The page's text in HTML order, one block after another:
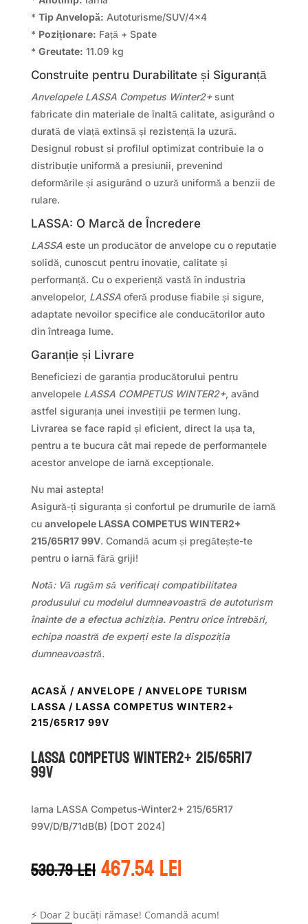
* Tip Anvelopă: Autoturisme/SUV/4×4
* Poziționare: Față + Spate
* Greutate: 11.09 kg
Construite pentru Durabilitate și Siguranță
Anvelopele LASSA Competus Winter2+sunt
fabricate din materiale de înaltă calitate, asigurând o
durată de viață extinsă și rezistență la uzură.
Designul robust și profilul optimizat contribuie la o
distribuție uniformă a presiunii, prevenind
deformările și asigurând o uzură uniformă a benzii de
rulare.
LASSA: O Marcă de Încredere
LASSAeste un producător de anvelope cu o reputație
solidă, cunoscut pentru inovație, calitate și
performanță. Cu o experiență vastă în industria
anvelopelor, LASSAoferă produse fiabile și sigure,
adaptate nevoilor specifice ale conducătorilor auto
din întreaga lume.
Garanție și Livrare
Beneficiezi de garanția producătorului pentru
anvelopele LASSA COMPETUS WINTER2+, având
astfel siguranța unei investiții pe termen lung.
Livrarea se face rapid și eficient, direct la ușa ta,
pentru a te bucura cât mai repede de performanțele
acestor anvelope de iarnă excepționale.
Nu mai astepta!
Asigură-ți siguranța și confortul pe drumurile de iarnă
cu anvelopele LASSA COMPETUS WINTER2+
215/65R17 99V. Comandă acum și pregătește-te
pentru o iarnă fără griji!
Notă: Vă rugăm să verificați compatibilitatea
produsului cu modelul dumneavoastră de autoturism
înainte de a efectua achiziția. Pentru orice întrebări,
echipa noastră de experți este la dispoziția
dumneavoastră.
ACASĂ / ANVELOPE / ANVELOPE TURISM
LASSA / LASSA COMPETUS WINTER2+
215/65R17 99V
LASSA COMPETUS WINTER2+ 215/65R17
99V
Iarna LASSA Competus-Winter2+ 215/65R17
99V/D/B/71dB(B) [DOT 2024]
530.79leiPrețul
inițial
fost:
467.54leiPrețul
curent
467.54 lei.
⚡ Doar 2 bucăți rămase! Comandă acum!